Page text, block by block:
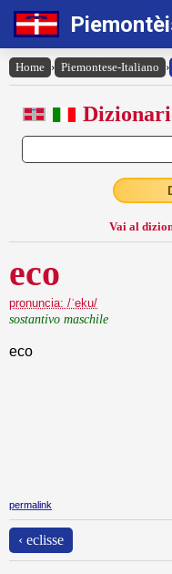
Home › Piemontese-Italiano ›
Vai al
eco
pronuncia: /ˈeku/
sostantivo maschile
eco
permalink
‹ eclisse